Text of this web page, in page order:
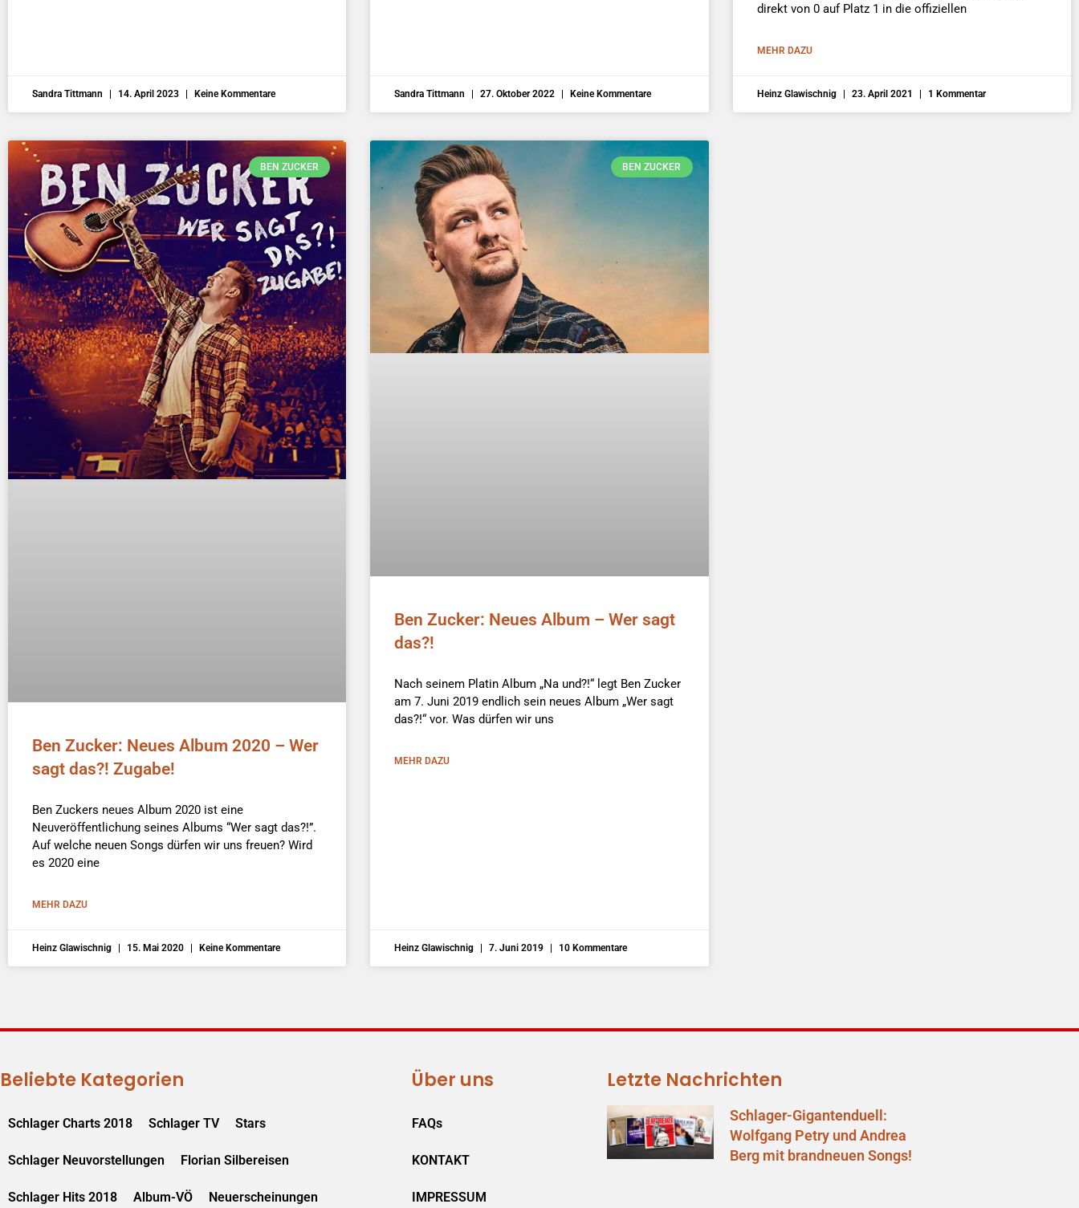
Sandra Tittmann 14. April 2023 Keine Kommentare Sandra Tittmann 27. Oktober 2022 Keine Kommentare
direkt von 0 auf Platz 1 in die offiziellen
MEHR DAZU
Heinz Glawischnig 23. April 2021 1 Kommentar
BEN ZUCKER
Ben Zucker: Neues Album 2020 – Wer
sagt das?! Zugabe!
Ben Zuckers neues Album 2020 ist eine
Neuveröffentlichung seines Albums “Wer sagt das?!”.
Auf welche neuen Songs dürfen wir uns freuen? Wird
es 2020 eine
MEHR DAZU
Heinz Glawischnig 15. Mai 2020 Keine Kommentare
BEN ZUCKER
Ben Zucker: Neues Album – Wer sagt
das?!
Nach seinem Platin Album „Na und?!“ legt Ben Zucker
am 7. Juni 2019 endlich sein neues Album „Wer sagt
das?!“ vor. Was dürfen wir uns
MEHR DAZU
Heinz Glawischnig 7. Juni 2019 10 Kommentare
Beliebte Kategorien
Schlager Charts 2018 Schlager TV Stars
Schlager Neuvorstellungen Florian Silbereisen
Schlager Hits 2018 Album-VÖ Neuerscheinungen
Über uns
FAQs
KONTAKT
IMPRESSUM
Letzte Nachrichten
Schlager-Gigantenduell:
Wolfgang Petry und Andrea
Berg mit brandneuen Songs!